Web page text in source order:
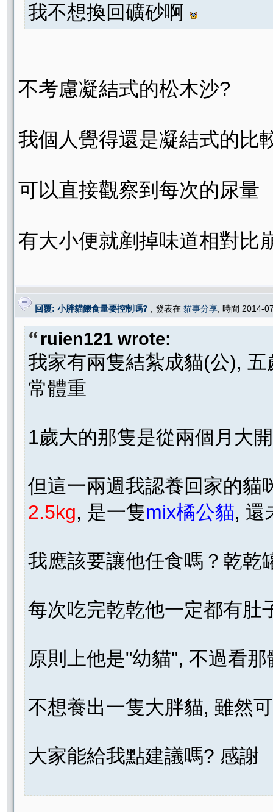
我不想換回礦砂啊
不考慮凝結式的松木沙?
我個人覺得還是凝結式的比
可以直接觀察到每次的尿量
有大小便就剷掉味道相對比
回覆: 小胖貓餵食量要控制嗎? , 發表在 貓事分享 , 時間 2014-
ruien121 wrote:
我家有兩隻結紮成貓(公),
常體重
1歲大的那隻是從兩個月大
但這一兩週我認養回家的貓
2.5kg, 是一隻mix橘公貓, 還
我應該要讓他任食嗎？乾乾
每次吃完乾乾他一定都有肚
原則上他是"幼貓", 不過看
不想養出一隻大胖貓, 雖然
大家能給我點建議嗎? 感謝